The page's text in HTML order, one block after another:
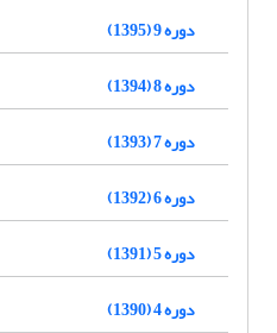
دوره 9 (1395)
دوره 8 (1394)
دوره 7 (1393)
دوره 6 (1392)
دوره 5 (1391)
دوره 4 (1390)